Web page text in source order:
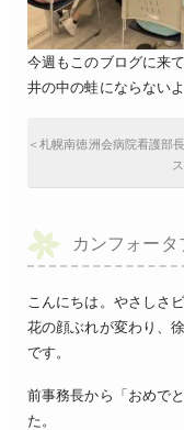
今週もこのブログに来
井の中の蛙にならないよ
＜札幌南徳洲会病院看護部
カンフォータ
こんにちは。やさしさ
花の顔ぶれが変わり、
です。
前事務長から「おめで
た。